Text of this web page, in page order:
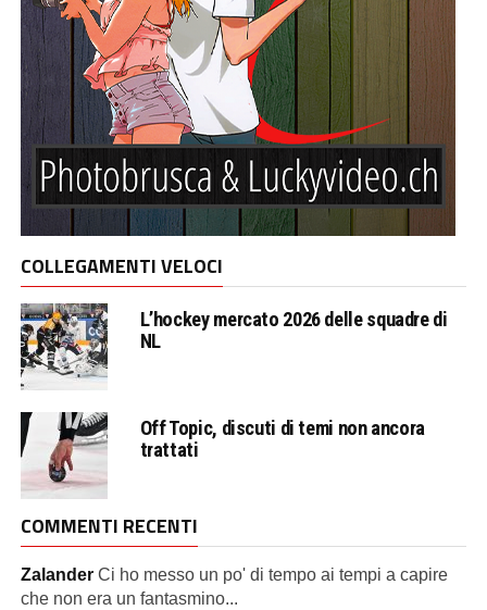
COLLEGAMENTI VELOCI
L’hockey mercato 2026 delle squadre di
NL
Off Topic, discuti di temi non ancora
trattati
COMMENTI RECENTI
Zalander Ci ho messo un po' di tempo ai tempi a capire
che non era un fantasmino...